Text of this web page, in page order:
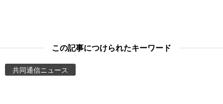
この記事につけられたキーワード
共同通信ニュース